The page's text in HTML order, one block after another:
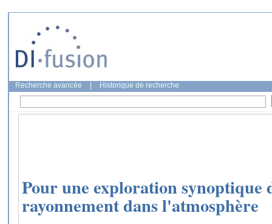
Recherche avancée Historique de recherche
Pour une exploration synoptique
rayonnement dans l'atmosphère